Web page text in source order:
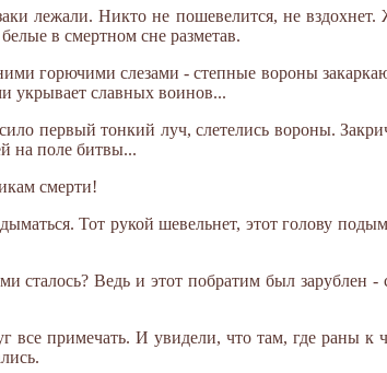
лежали. Никто не пошевелится, не
в смертном сне разметав.
горючими слезами - степные вороны
славных воинов...
первый тонкий луч, слетелись вороны.
на поле битвы...
смерти!
Тот рукой шевельнет, этот голову
сталось? Ведь и этот побратим был зарублен
все примечать. И увидели, что там, где раны к